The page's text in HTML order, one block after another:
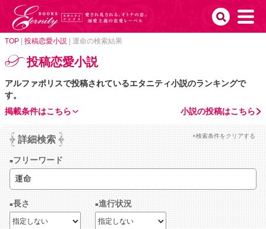
TOP 投稿恋愛小説 運命の検索結果
投稿恋愛小説
アルファポリスで投稿されているエタニティ小説のランキングで
す。
小説の投稿はこちら
掲載条件はこちら
詳細検索 ×検索条件をクリアする
フリーワード
長さ 進行状況